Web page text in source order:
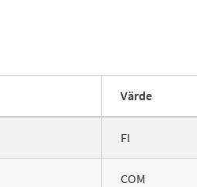
Värde
FI
COM